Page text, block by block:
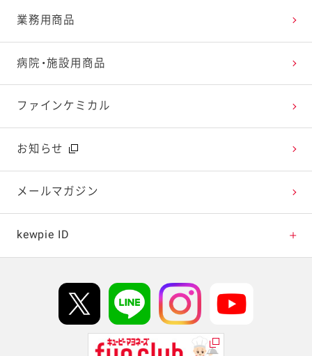
レシピランキング
レシピ動画
今日のレシピギャラリー
オープンキッチン（工場見学）
深谷テラス ヤサイな仲間たちファーム
おたのしみコンテンツ
広告ギャラリー
テレビ・ラジオ
キャンペーン・イベント
よくお寄せいただくご質問
お客様の声を活かしました
Qummy
キユーピーウエルネス
業務用商品
病院・施設用商品
ファインケミカル
お知らせ
メールマガジン
kewpie ID
Hi! kewpieについて